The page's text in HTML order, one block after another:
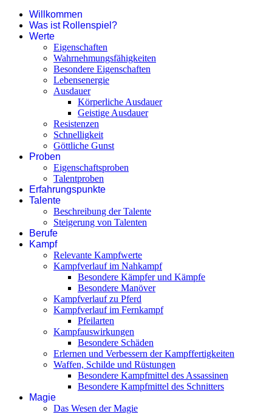
Willkommen
Was ist Rollenspiel?
Werte
Eigenschaften
Wahrnehmungsfähigkeiten
Besondere Eigenschaften
Lebensenergie
Ausdauer
Körperliche Ausdauer
Geistige Ausdauer
Resistenzen
Schnelligkeit
Göttliche Gunst
Proben
Eigenschaftsproben
Talentproben
Erfahrungspunkte
Talente
Beschreibung der Talente
Steigerung von Talenten
Berufe
Kampf
Relevante Kampfwerte
Kampfverlauf im Nahkampf
Besondere Kämpfer und Kämpfe
Besondere Manöver
Kampfverlauf zu Pferd
Kampfverlauf im Fernkampf
Pfeilarten
Kampfauswirkungen
Besondere Schäden
Erlernen und Verbessern der Kampffertigkeiten
Waffen, Schilde und Rüstungen
Besondere Kampfmittel des Assassinen
Besondere Kampfmittel des Schnitters
Magie
Das Wesen der Magie